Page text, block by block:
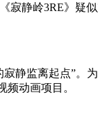
寂静岭3RE》疑
静监离起点”。
动画项目。